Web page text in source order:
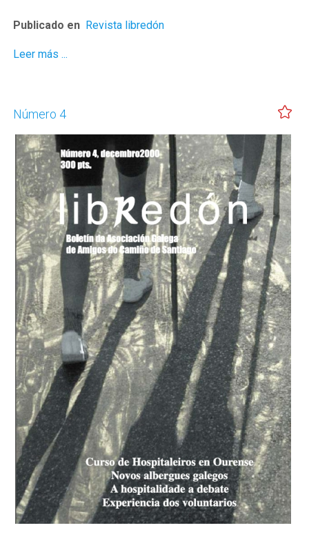
Publicado en Revista libredón
Leer más ...
Número 4